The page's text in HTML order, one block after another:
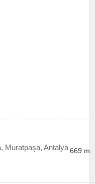
Muratpaşa, Antalya669 m.